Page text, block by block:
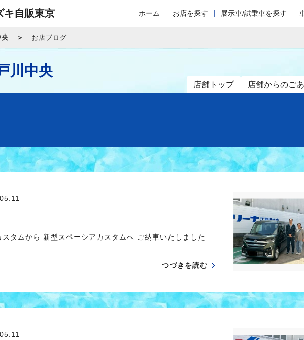
キ自販東京 ホーム お店を探す 展示車/試乗車を探す
お店ブログ
川中央
店舗トップ 店舗からのご
タムから 新型スペーシアカスタムへ ご納車いたしました
つづきを読む